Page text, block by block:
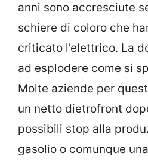
anni sono accresciute
schiere di coloro che
criticato l’elettrico. La
ad esplodere come si
Molte aziende per
un netto dietrofront
possibili stop alla
gasolio o comunque